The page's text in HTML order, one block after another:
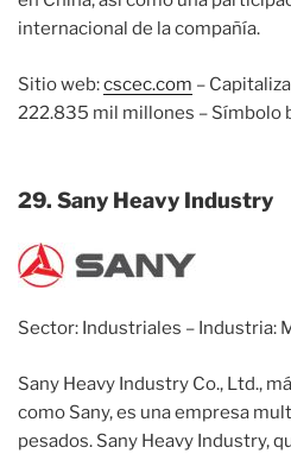
internacional de la compañía.
Sitio web:cscec.com –
222.835 mil millones – Símbolo
29. Sany Heavy Industry
Sector: Industriales – Industria:
Sany Heavy Industry Co., Ltd.,
como Sany, es una empresa
pesados. Sany Heavy Industry,